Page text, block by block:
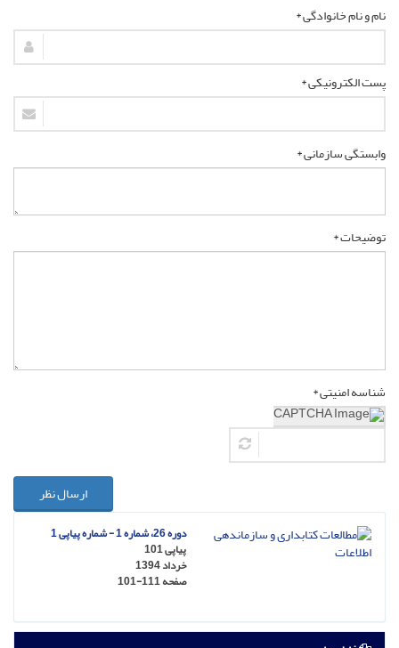
نام و نام خانوادگی *
پست الکترونیکی *
وابستگی سازمانی *
توضیحات *
شناسه امنیتی *
ارسال نظر
دوره 26، شماره 1 - شماره پیاپی 1
پیاپی 101
خرداد 1394
صفحه101-111